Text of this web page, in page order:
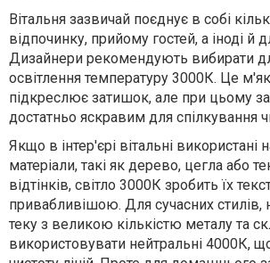
Вітальня зазвичай поєднує в собі
відпочинку, прийому гостей, а іноді й
Дизайнери рекомендують вибирати
освітлення температуру 3000К. Це
підкреслює затишок, але при цьому
достатньо яскравим для спілкування
Якщо в інтер'єрі вітальні використані
матеріали, такі як дерево, цегла або
відтінків, світло 3000К зробить їх
привабливішою. Для сучасних стилів,
теку з великою кількістю металу та
використовувати нейтральні 4000К,